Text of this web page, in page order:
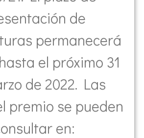
de
permanecerá
el próximo 31
de 2022. Las
premio se pueden
en: